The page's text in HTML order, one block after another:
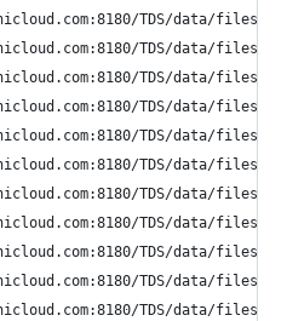
TDS/data/files/p9/
TDS/data/files/p9/
TDS/data/files/p9/
TDS/data/files/p9/
TDS/data/files/p9/
TDS/data/files/p9/
TDS/data/files/p9/
TDS/data/files/p9/
TDS/data/files/p9/
TDS/data/files/p9/
TDS/data/files/p9/